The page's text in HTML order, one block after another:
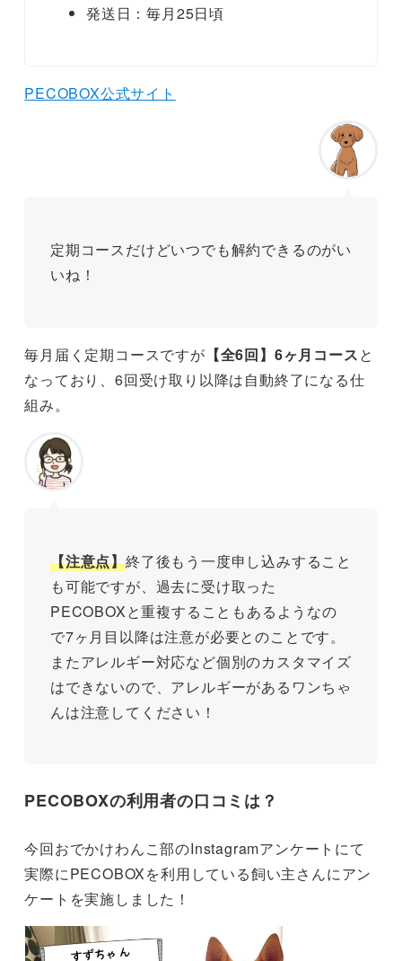
発送日：毎月25日頃
PECOBOX公式サイト
定期コースだけどいつでも解約できるのがい
いね！
毎月届く定期コースですが 【全6回】6ヶ月コースと
なっており、6回受け取り以降は自動終了になる仕
組み。
【注意点】終了後もう一度申し込みすること
も可能ですが、過去に受け取った
PECOBOXと重複することもあるようなの
で7ヶ月目以降は注意が必要とのことです。
またアレルギー対応など個別のカスタマイズ
はできないので、アレルギーがあるワンちゃ
んは注意してください！
PECOBOXの利用者の口コミは？
今回おでかけわんこ部のInstagramアンケートにて
実際にPECOBOXを利用している飼い主さんにアン
ケートを実施しました！